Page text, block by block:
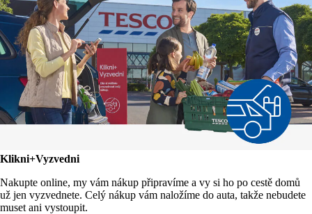
Klikni+Vyzvedni
Nakupte online, my vám nákup připravíme a vy si ho po cestě domů
už jen vyzvednete. Celý nákup vám naložíme do auta, takže nebudete
muset ani vystoupit.